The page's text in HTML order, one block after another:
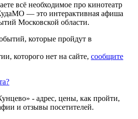
всё необходимое про кинотеатр
— это интерактивная афиша
Московской области.
которые пройдут в
которого нет на сайте, сообщите
- адрес, цены, как пройти,
и отзывы посетителей.